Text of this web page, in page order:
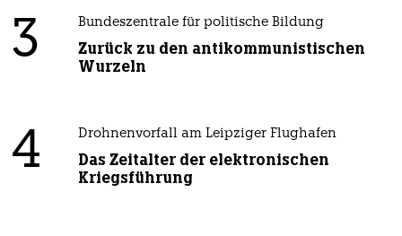
3 Bundeszentrale für politische Bildung
Zurück zu den antikommunistischen
Wurzeln
4 Drohnenvorfall am Leipziger Flughafen
Das Zeitalter der elektronischen
Kriegsführung